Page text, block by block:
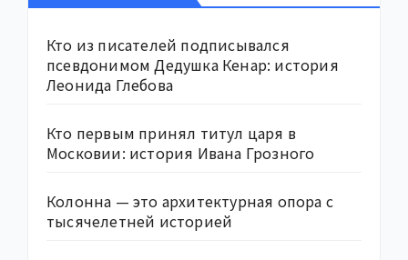
Кто из писателей подписывался
псевдонимом Дедушка Кенар: история
Леонида Глебова
Кто первым принял титул царя в
Московии: история Ивана Грозного
Колонна — это архитектурная опора с
тысячелетней историей